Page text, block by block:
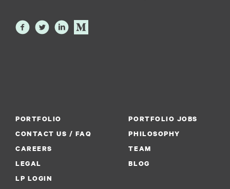
PORTFOLIO
PORTFOLIO JOBS
CONTACT US / FAQ
PHILOSOPHY
CAREERS
TEAM
LEGAL
BLOG
LP LOGIN